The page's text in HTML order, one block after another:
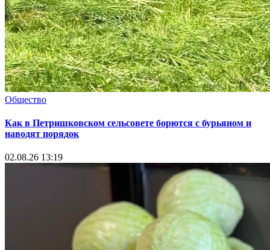
Общество
Как в Петришковском сельсовете борются с бурьяном и
наводят порядок
02.08.26 13:19